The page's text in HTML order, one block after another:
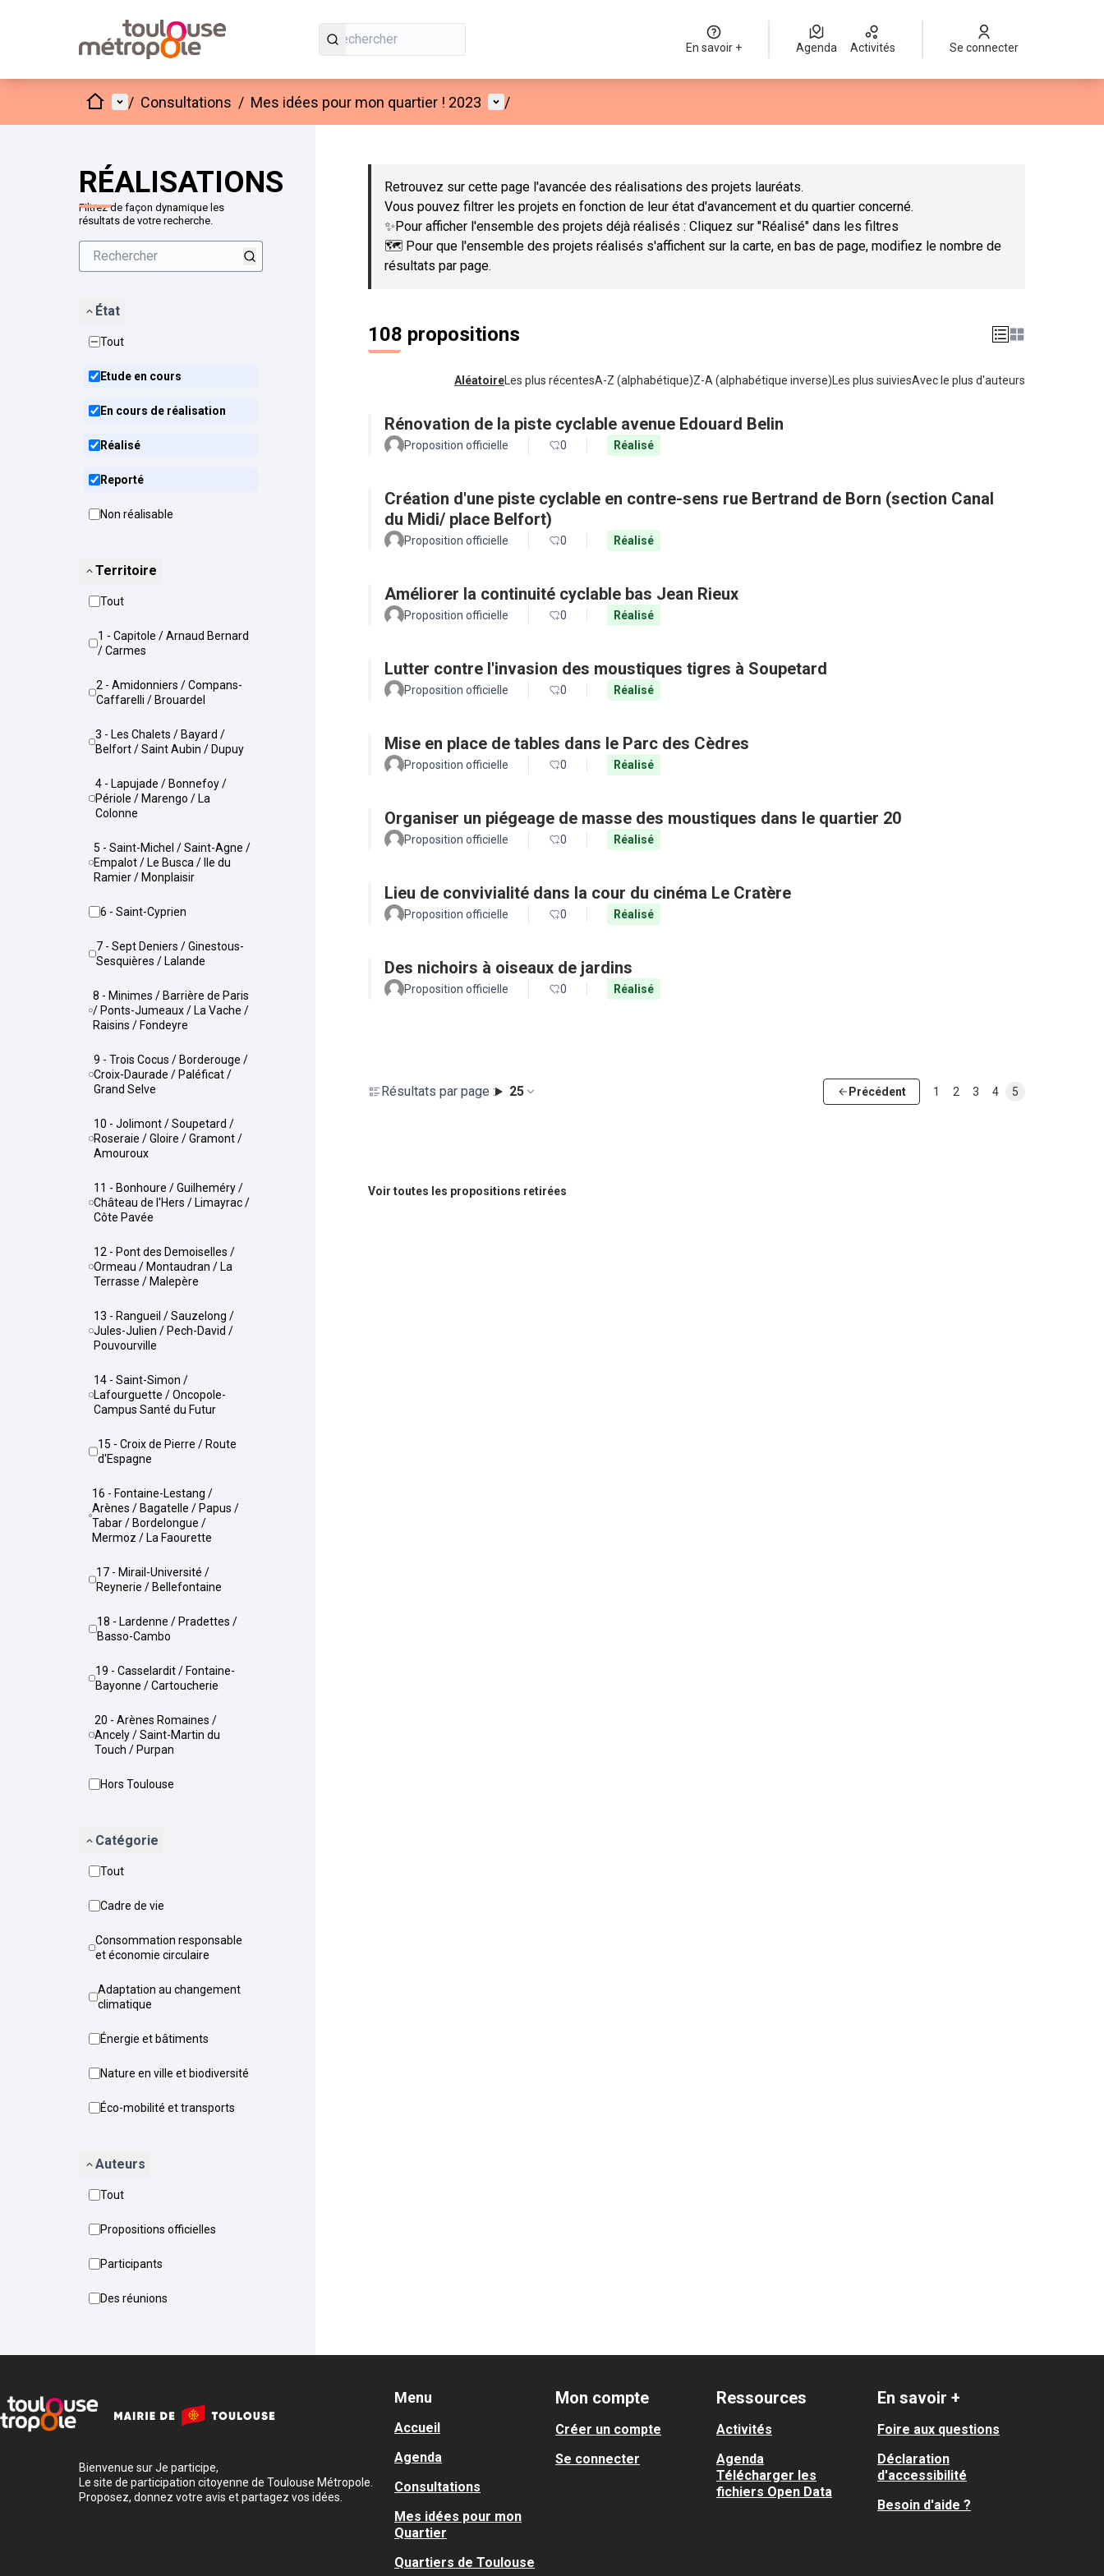
En savoir + Agenda Activités Se connecter
AccueilMenu principal
/ Consultations / Mes idées pour mon quartier ! 2023 Menu utilisateur
/
RÉALISATIONS
Filtrez de façon dynamique les
résultats de votre recherche.
État
Tout
Etude en cours
En cours de réalisation
Réalisé
Reporté
Non réalisable
Territoire
Tout
1 - Capitole / Arnaud Bernard
/ Carmes
2 - Amidonniers / Compans-
Caffarelli / Brouardel
3 - Les Chalets / Bayard /
Belfort / Saint Aubin / Dupuy
4 - Lapujade / Bonnefoy /
Périole / Marengo / La
Colonne
5 - Saint-Michel / Saint-Agne /
Empalot / Le Busca / Ile du
Ramier / Monplaisir
6 - Saint-Cyprien
7 - Sept Deniers / Ginestous-
Sesquières / Lalande
8 - Minimes / Barrière de Paris
/ Ponts-Jumeaux / La Vache /
Raisins / Fondeyre
9 - Trois Cocus / Borderouge /
Croix-Daurade / Paléficat /
Grand Selve
10 - Jolimont / Soupetard /
Roseraie / Gloire / Gramont /
Amouroux
11 - Bonhoure / Guilheméry /
Château de l'Hers / Limayrac /
Côte Pavée
12 - Pont des Demoiselles /
Ormeau / Montaudran / La
Terrasse / Malepère
13 - Rangueil / Sauzelong /
Jules-Julien / Pech-David /
Pouvourville
14 - Saint-Simon /
Lafourguette / Oncopole-
Campus Santé du Futur
15 - Croix de Pierre / Route
d'Espagne
16 - Fontaine-Lestang /
Arènes / Bagatelle / Papus /
Tabar / Bordelongue /
Mermoz / La Faourette
17 - Mirail-Université /
Reynerie / Bellefontaine
18 - Lardenne / Pradettes /
Basso-Cambo
19 - Casselardit / Fontaine-
Bayonne / Cartoucherie
20 - Arènes Romaines /
Ancely / Saint-Martin du
Touch / Purpan
Hors Toulouse
Catégorie
Tout
Cadre de vie
Consommation responsable
et économie circulaire
Adaptation au changement
climatique
Énergie et bâtiments
Nature en ville et biodiversité
Éco-mobilité et transports
Auteurs
Tout
Propositions officielles
Participants
Des réunions
Passer la carte
Retrouvez sur cette page l'avancée des réalisations des projets lauréats.
Vous pouvez filtrer les projets en fonction de leur état d'avancement et du quartier concerné.
✨Pour afficher l'ensemble des projets déjà réalisés : Cliquez sur "Réalisé" dans les filtres
🗺️ Pour que l'ensemble des projets réalisés s'affichent sur la carte, en bas de page, modifiez le nombre de
résultats par page.
108 propositions
Aléatoire Les plus récentesA-Z (alphabétique)Z-A (alphabétique inverse) Les plus suiviesAvec le plus d'auteurs
Rénovation de la piste cyclable avenue Edouard Belin
Proposition officielle 0 Réalisé
Création d'une piste cyclable en contre-sens rue Bertrand de Born (section Canal
du Midi/ place Belfort)
Proposition officielle 0 Réalisé
Améliorer la continuité cyclable bas Jean Rieux
Proposition officielle 0 Réalisé
Lutter contre l'invasion des moustiques tigres à Soupetard
Proposition officielle 0 Réalisé
Mise en place de tables dans le Parc des Cèdres
Proposition officielle 0 Réalisé
Organiser un piégeage de masse des moustiques dans le quartier 20
Proposition officielle 0 Réalisé
Lieu de convivialité dans la cour du cinéma Le Cratère
Proposition officielle 0 Réalisé
Des nichoirs à oiseaux de jardins
Proposition officielle 0 Réalisé
Résultats par page : 25 Précédent 1 2 3 4 5
Voir toutes les propositions retirées
Bienvenue sur Je participe,
Le site de participation citoyenne de Toulouse Métropole.
Proposez, donnez votre avis et partagez vos idées.
Menu
Accueil
Agenda
Consultations
Mes idées pour mon
Quartier
Quartiers de Toulouse
Mon compte
Créer un compte
Se connecter
Ressources
Activités
Agenda
Télécharger les
fichiers Open Data
En savoir +
Foire aux questions
Déclaration
d'accessibilité
Besoin d'aide ?